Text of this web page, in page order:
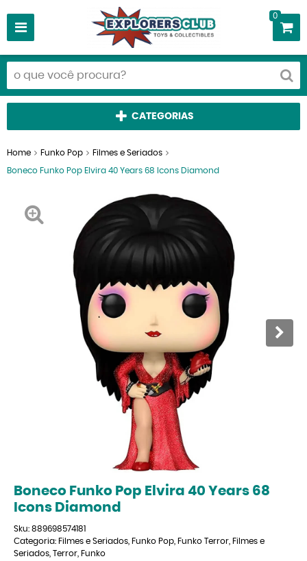
0
CATEGORIAS
Home Funko Pop Filmes e Seriados
Boneco Funko Pop Elvira 40 Years 68 Icons Diamond
Boneco Funko Pop Elvira 40 Years 68
Icons Diamond
Sku: 889698574181
Categoria: Filmes e Seriados Funko Pop Funko Terror Filmes e
Seriados Terror Funko